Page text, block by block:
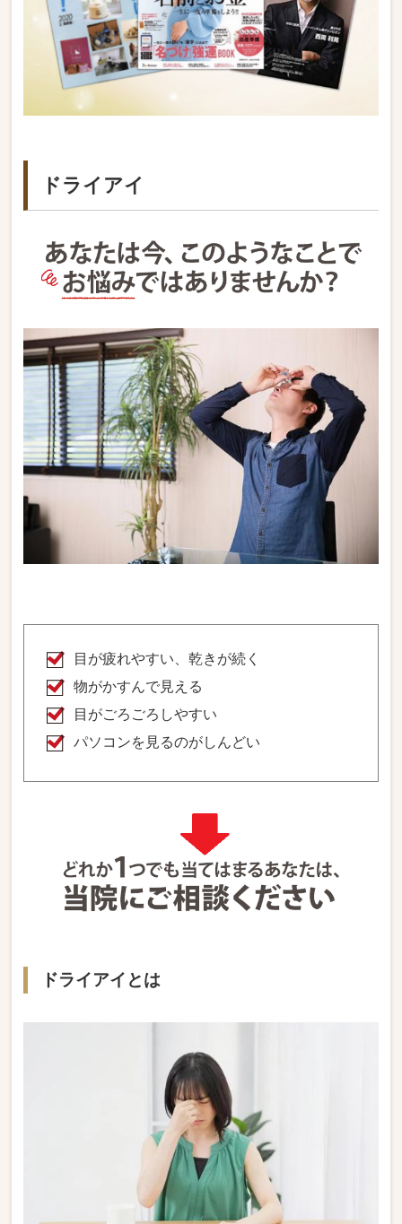
ドライアイ
目が疲れやすい、乾きが続く
物がかすんで見える
目がごろごろしやすい
パソコンを見るのがしんどい
ドライアイとは